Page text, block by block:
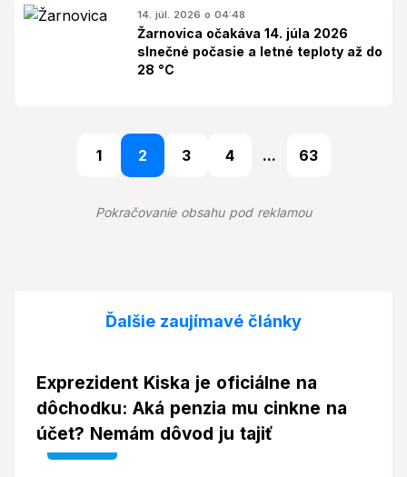
14. júl. 2026 o 04:48
Žarnovica očakáva 14. júla 2026
slnečné počasie a letné teploty až do
28 °C
1 2 3 4 ... 63
Pokračovanie obsahu pod reklamou
Ďalšie zaujímavé články
Exprezident Kiska je oficiálne na
dôchodku: Aká penzia mu cinkne na
účet? Nemám dôvod ju tajiť
Video